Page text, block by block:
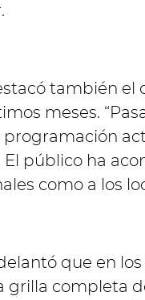
también
meses.
programación
El público ha
como a los
que en
grilla completa